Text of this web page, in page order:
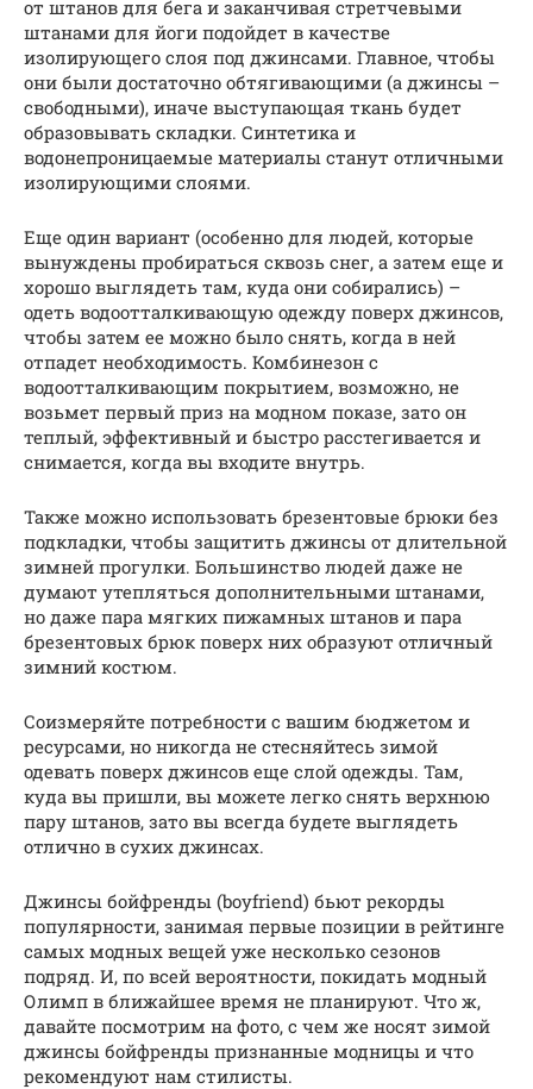
от штанов для бега и заканчивая стретчевыми
штанами для йоги подойдет в качестве
изолирующего слоя под джинсами. Главное, чтобы
они были достаточно обтягивающими (а джинсы –
свободными), иначе выступающая ткань будет
образовывать складки. Синтетика и
водонепроницаемые материалы станут отличными
изолирующими слоями.
Еще один вариант (особенно для людей, которые
вынуждены пробираться сквозь снег, а затем еще и
хорошо выглядеть там, куда они собирались) –
одеть водоотталкивающую одежду поверх джинсов,
чтобы затем ее можно было снять, когда в ней
отпадет необходимость. Комбинезон с
водоотталкивающим покрытием, возможно, не
возьмет первый приз на модном показе, зато он
теплый, эффективный и быстро расстегивается и
снимается, когда вы входите внутрь.
Также можно использовать брезентовые брюки без
подкладки, чтобы защитить джинсы от длительной
зимней прогулки. Большинство людей даже не
думают утепляться дополнительными штанами,
но даже пара мягких пижамных штанов и пара
брезентовых брюк поверх них образуют отличный
зимний костюм.
Соизмеряйте потребности с вашим бюджетом и
ресурсами, но никогда не стесняйтесь зимой
одевать поверх джинсов еще слой одежды. Там,
куда вы пришли, вы можете легко снять верхнюю
пару штанов, зато вы всегда будете выглядеть
отлично в сухих джинсах.
Джинсы бойфренды (boyfriend) бьют рекорды
популярности, занимая первые позиции в рейтинге
самых модных вещей уже несколько сезонов
подряд. И, по всей вероятности, покидать модный
Олимп в ближайшее время не планируют. Что ж,
давайте посмотрим на фото, с чем же носят зимой
джинсы бойфренды признанные модницы и что
рекомендуют нам стилисты.